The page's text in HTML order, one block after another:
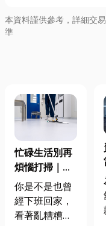
本資料謹供參考，詳細交
準
忙碌生活別再
煩惱打掃｜高
雄清潔公司幫
你輕鬆搞定
你是不是也曾
經下班回家，
看著亂糟糟的